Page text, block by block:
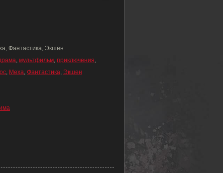
Фантастика, Экшен
, мультфильм, приключения,
, Меха, Фантастика, Экшен